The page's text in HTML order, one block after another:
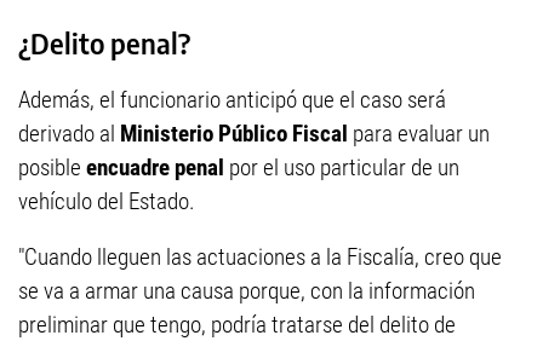
¿Delito penal?
Además, el funcionario anticipó que el caso será
derivado al Ministerio Público Fiscal para evaluar un
posible encuadre penal por el uso particular de un
vehículo del Estado.
"Cuando lleguen las actuaciones a la Fiscalía, creo que
se va a armar una causa porque, con la información
preliminar que tengo, podría tratarse del delito de